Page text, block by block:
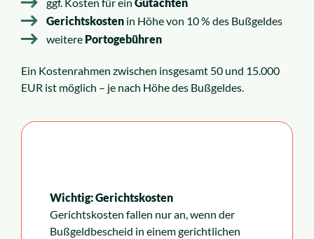
Gerichtskosten in Höhe von 10 % des Bußgeldes
weitere Portogebühren
Ein Kostenrahmen zwischen insgesamt 50 und 15.000
EUR ist möglich – je nach Höhe des Bußgeldes.
Wichtig: Gerichtskosten
Gerichtskosten fallen nur an, wenn der
Bußgeldbescheid in einem gerichtlichen